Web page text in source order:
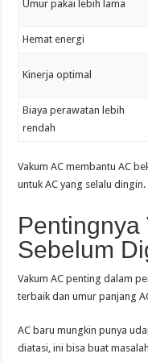
Umur pakai lebih lama
Hemat energi
Kinerja optimal
Biaya perawatan lebih
rendah
Vakum AC membantu AC
untuk AC yang selalu dingin.
Pentingnya
Sebelum
Vakum AC penting dalam
terbaik dan umur panjang
AC baru mungkin punya
diatasi, ini bisa buat